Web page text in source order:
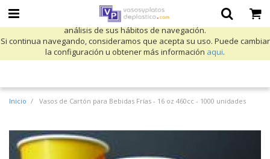
Utilizamos cookies propias y de terceros para mejorar nuestros servicios
y mostrarle publicidad relacionada con sus preferencias mediante el
análisis de sus hábitos de navegación.
Si continua navegando, consideramos que acepta su uso. Puede cambiar
la configuración u obtener más información aqui.
Inicio Vasos de Cartón para Bebidas Frías - 16 oz 460cc - 1000 unidades